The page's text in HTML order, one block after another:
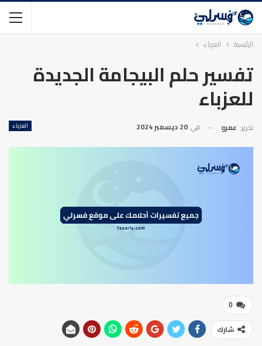
الرئيسية العزباء
تفسير حلم البيجامة الجديدة
للعزباء
العزباء تحرير: عمرو في 20 ديسمبر 2024
0
شارك